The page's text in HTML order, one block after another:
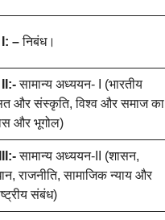
I: –निबंध।
II:-सामान्य अध्ययन- I (भारतीय
और संस्कृति, विश्व और समाज का
और भूगोल)
सामान्य अध्ययन-II (शासन,
राजनीति, सामाजिक न्याय और
संबंध)